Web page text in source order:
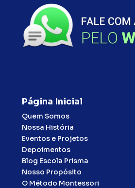
Página Inicial
Quem Somos
Nossa História
Eventos e Projetos
Depoimentos
Blog Escola Prisma
Nosso Propósito
O Método Montessori